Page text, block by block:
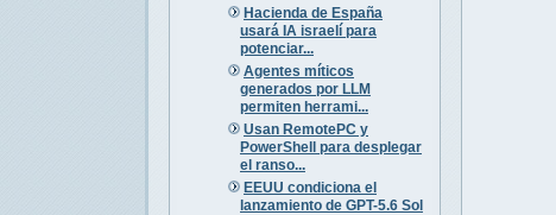
Hacienda de España
usará IA israelí para
potenciar...
Agentes míticos
generados por LLM
permiten herrami...
Usan RemotePC y
PowerShell para desplegar
el ranso...
EEUU condiciona el
lanzamiento de GPT-5.6 Sol